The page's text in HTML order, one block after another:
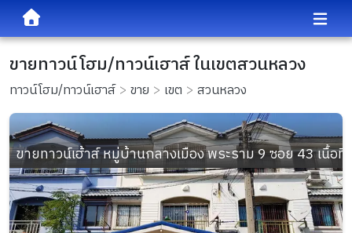
ขายทาวน์โฮม/ทาวน์เฮาส์ ในเขตสวนหลวง
ทาวน์โฮม/ทาวน์เฮาส์ ขาย เขต สวนหลวง
ขายทาวน์เฮ้าส์ หมู่บ้านกลางเมือง พระราม 9 ซอย 43 เนื้อ